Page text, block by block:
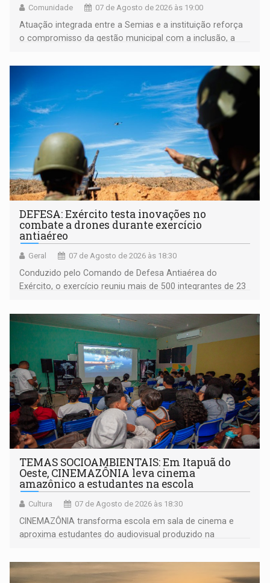
Comunidade 07 de Agosto de 2026 às 19:00
Atuação integrada entre a Semias e a instituição reforça
o compromisso da gestão municipal com a inclusão, a
DEFESA: Exército testa inovações no
combate a drones durante exercício
antiaéreo
Geral 07 de Agosto de 2026 às 18:30
Conduzido pelo Comando de Defesa Antiaérea do
Exército, o exercício reuniu mais de 500 integrantes de 23
TEMAS SOCIOAMBIENTAIS: Em Itapuã do
Oeste, CINEMAZÔNIA leva cinema
amazônico a estudantes na escola
Cultura 07 de Agosto de 2026 às 18:30
CINEMAZÔNIA transforma escola em sala de cinema e
aproxima estudantes do audiovisual produzido na